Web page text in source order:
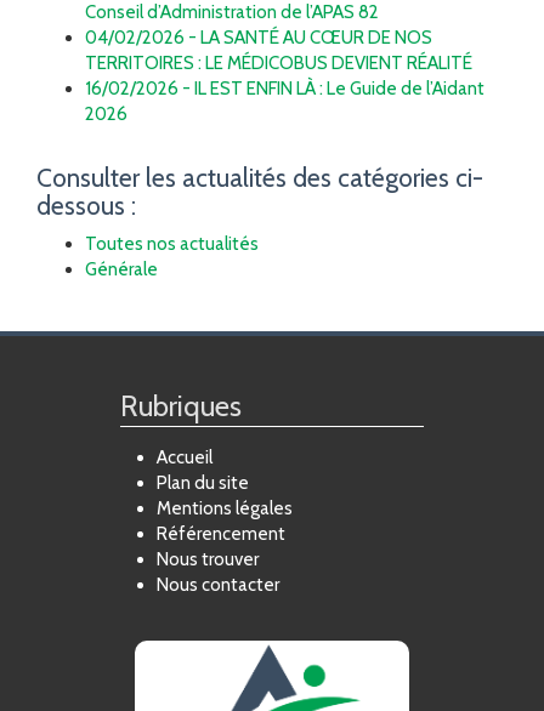
Conseil d’Administration de l’APAS 82
04/02/2026 - LA SANTÉ AU CŒUR DE NOS
TERRITOIRES : LE MÉDICOBUS DEVIENT RÉALITÉ
16/02/2026 - IL EST ENFIN LÀ : Le Guide de l’Aidant
2026
Consulter les actualités des catégories ci-
dessous :
Toutes nos actualités
Générale
Rubriques
Accueil
Plan du site
Mentions légales
Référencement
Nous trouver
Nous contacter